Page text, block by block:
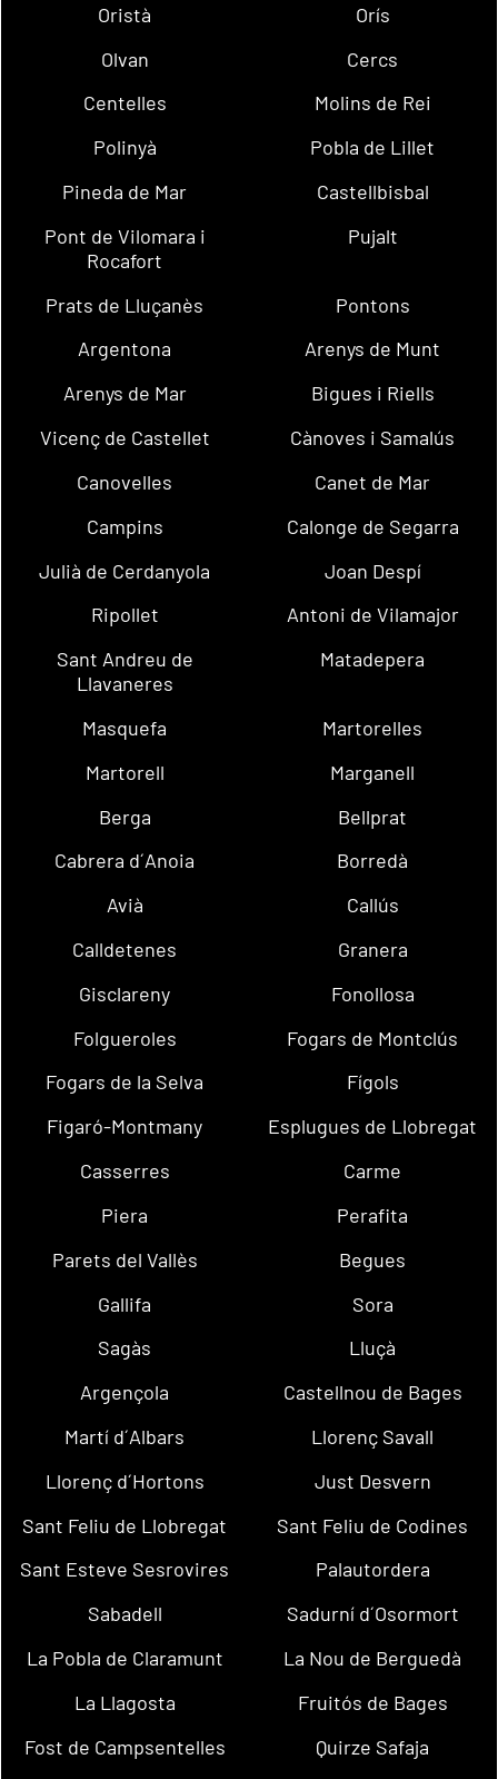
Oristà
Orís
Olvan
Cercs
Centelles
Molins de Rei
Polinyà
Pobla de Lillet
Pineda de Mar
Castellbisbal
Pont de Vilomara i
Rocafort
Pujalt
Prats de Lluçanès
Pontons
Argentona
Arenys de Munt
Arenys de Mar
Bigues i Riells
Vicenç de Castellet
Cànoves i Samalús
Canovelles
Canet de Mar
Campins
Calonge de Segarra
Julià de Cerdanyola
Joan Despí
Ripollet
Antoni de Vilamajor
Sant Andreu de
Llavaneres
Matadepera
Masquefa
Martorelles
Martorell
Marganell
Berga
Bellprat
Cabrera d´Anoia
Borredà
Avià
Callús
Calldetenes
Granera
Gisclareny
Fonollosa
Folgueroles
Fogars de Montclús
Fogars de la Selva
Fígols
Figaró-Montmany
Esplugues de Llobregat
Casserres
Carme
Piera
Perafita
Parets del Vallès
Begues
Gallifa
Sora
Sagàs
Lluçà
Argençola
Castellnou de Bages
Martí d´Albars
Llorenç Savall
Llorenç d´Hortons
Just Desvern
Sant Feliu de Llobregat
Sant Feliu de Codines
Sant Esteve Sesrovires
Palautordera
Sabadell
Sadurní d´Osormort
La Pobla de Claramunt
La Nou de Berguedà
La Llagosta
Fruitós de Bages
Fost de Campsentelles
Quirze Safaja